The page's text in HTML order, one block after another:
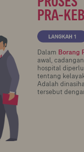
PRA-
Dalam Borang
awal,
hospital
tentang
Adalah
tersebut